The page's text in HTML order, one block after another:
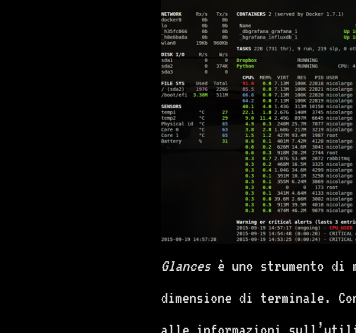
Glancesè uno strumento di
dimensione di terminale.